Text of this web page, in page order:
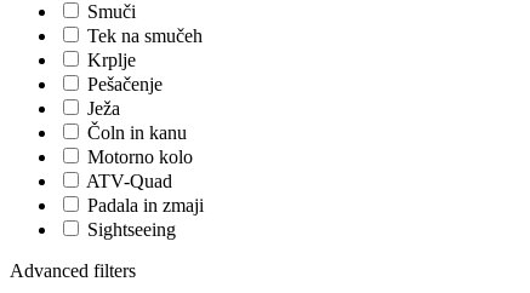
Smuči
Tek na smučeh
Krplje
Pešačenje
Ježa
Čoln in kanu
Motorno kolo
ATV-Quad
Padala in zmaji
Sightseeing
Advanced filters